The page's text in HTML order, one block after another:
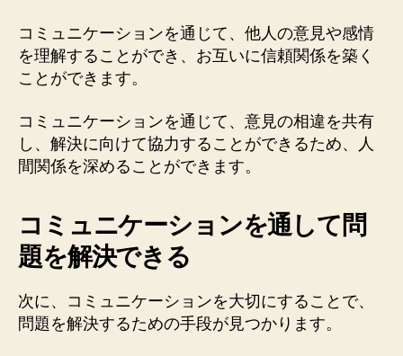
コミュニケーションを通じて、他人の意見や感情
を理解することができ、お互いに信頼関係を築く
ことができます。
コミュニケーションを通じて、意見の相違を共有
し、解決に向けて協力することができるため、人
間関係を深めることができます。
コミュニケーションを通して問
題を解決できる
次に、コミュニケーションを大切にすることで、
問題を解決するための手段が見つかります。